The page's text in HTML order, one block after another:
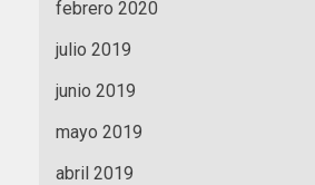
febrero 2020
julio 2019
junio 2019
mayo 2019
abril 2019